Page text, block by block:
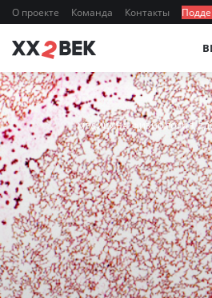
О проекте Команда Контакты
МЕДИЦИНА, ФИЗИОЛОГИЯ,